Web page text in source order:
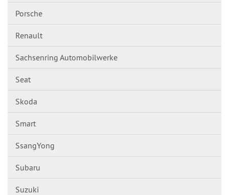
Porsche
Renault
Sachsenring Automobilwerke
Seat
Skoda
Smart
SsangYong
Subaru
Suzuki